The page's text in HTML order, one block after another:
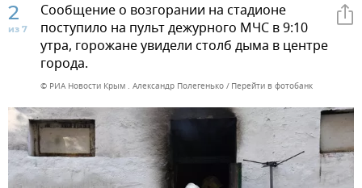
2
из 7
Сообщение о возгорании на стадионе
поступило на пульт дежурного МЧС в 9:10
утра, горожане увидели столб дыма в центре
города.
© РИА Новости Крым . Александр Полегенько Перейти в фотобанк